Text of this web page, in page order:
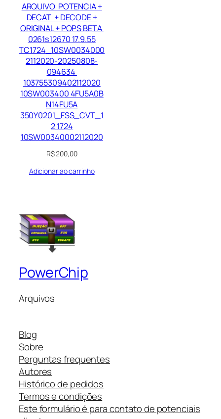
ARQUIVO POTENCIA +
DECAT + DECODE +
ORIGINAL + POPS BETA
0261s12670 17.9.55
TC1724_10SW0034000
2112020-20250808-
094634
103755309402112020
10SW003400 4FU5A0B
N14FU5A
350Y0201_FSS_CVT_1
2 1724
10SW00340002112020
R$200,00
Adicionar ao carrinho
PowerChip
Arquivos
Blog
Sobre
Perguntas frequentes
Autores
Histórico de pedidos
Termos e condições
Este formulário é para contato de potenciais